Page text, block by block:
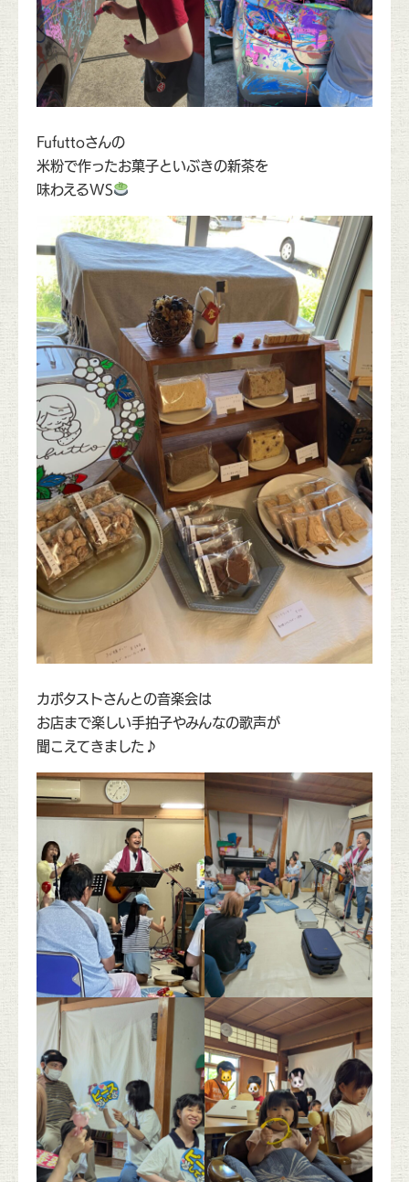
Fufuttoさんの
米粉で作ったお菓子といぶきの新茶を
味わえるWS
カポタストさんとの音楽会は
お店まで楽しい手拍子やみんなの歌声が
聞こえてきました♪